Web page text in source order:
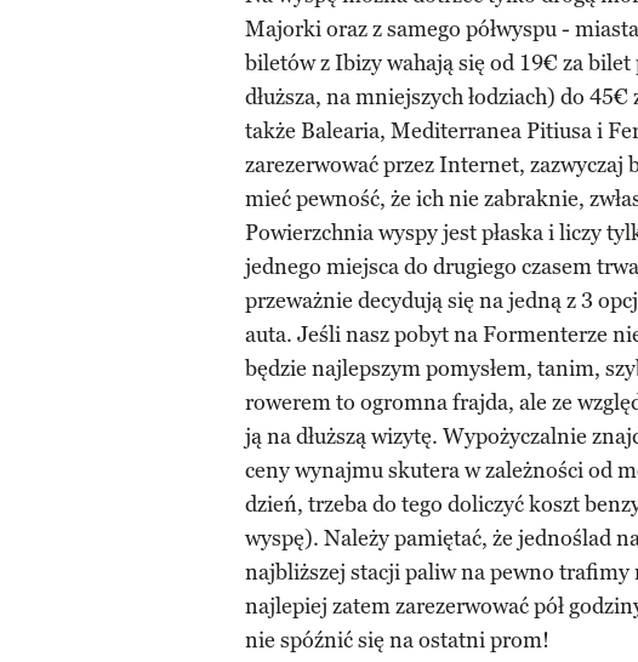
Majorki oraz z samego półwyspu -
biletów z Ibizy wahają się od 19€ za
dłuższa, na mniejszych łodziach) do
także Balearia, Mediterranea Pitiusa i
zarezerwować przez Internet, zazwyczaj
mieć pewność, że ich nie zabraknie,
Powierzchnia wyspy jest płaska i liczy
jednego miejsca do drugiego czasem
przeważnie decydują się na jedną z 3
auta. Jeśli nasz pobyt na Formenterze
będzie najlepszym pomysłem, tanim,
rowerem to ogromna frajda, ale ze
ją na dłuższą wizytę. Wypożyczalnie
ceny wynajmu skutera w zależności od
dzień, trzeba do tego doliczyć koszt
wyspę). Należy pamiętać, że jednoślad
najbliższej stacji paliw na pewno
najlepiej zatem zarezerwować pół
nie spóźnić się na ostatni prom!